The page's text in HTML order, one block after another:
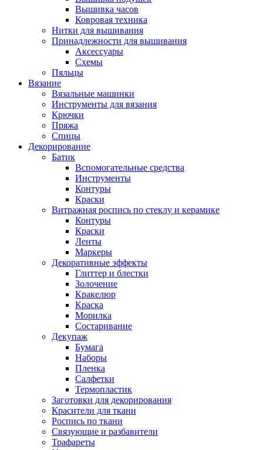
Вышивка часов
Ковровая техника
Нитки для вышивания
Принадлежности для вышивания
Аксессуары
Схемы
Пяльцы
Вязание
Вязальные машинки
Инструменты для вязания
Крючки
Пряжа
Спицы
Декорирование
Батик
Вспомогательные средства
Инструменты
Контуры
Краски
Витражная роспись по стеклу и керамике
Контуры
Краски
Ленты
Маркеры
Декоративные эффекты
Глиттер и блестки
Золочение
Кракелюр
Краска
Морилка
Состаривание
Декупаж
Бумага
Наборы
Пленка
Салфетки
Термопластик
Заготовки для декорирования
Красители для ткани
Роспись по ткани
Связующие и разбавители
Трафареты